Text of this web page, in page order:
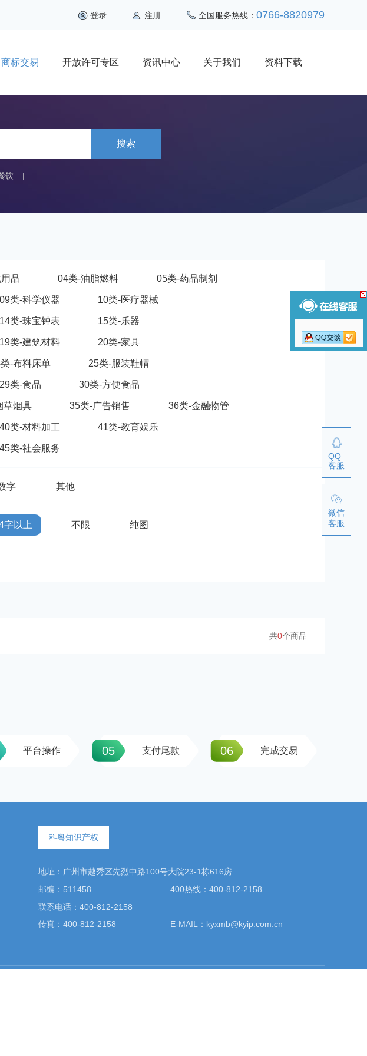
登录 注册 全国服务热线： 0766-8820979
商标交易 开放许可专区 资讯中心 关于我们 资料下载
搜索
饮 |
品 04类-油脂燃料 05类-药品制剂
09类-科学仪器 10类-医疗器械
14类-珠宝钟表 15类-乐器
19类-建筑材料 20类-家具
-布料床单 25类-服装鞋帽
29类-食品 30类-方便食品
草烟具 35类-广告销售 36类-金融物管
40类-材料加工 41类-教育娱乐
45类-社会服务
字 其他
字以上 不限 纯图
共0个商品
平台操作 05 支付尾款 06 完成交易
科粤知识产权
地址：广州市越秀区先烈中路100号大院23-1栋616房
邮编：511458
400热线：400-812-2158
联系电话：400-812-2158
传真：400-812-2158
E-MAIL：kyxmb@kyip.com.cn
QQ
客服
微信
客服